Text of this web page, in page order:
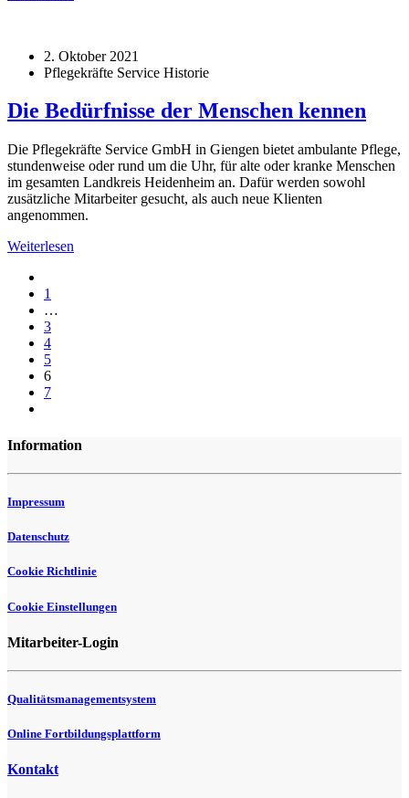
2. Oktober 2021
Pflegekräfte Service Historie
Die Bedürfnisse der Menschen kennen
Die Pflegekräfte Service GmbH in Giengen bietet ambulante Pflege,
stundenweise oder rund um die Uhr, für alte oder kranke Menschen
im gesamten Landkreis Heidenheim an. Dafür werden sowohl
zusätzliche Mitarbeiter gesucht, als auch neue Klienten
angenommen.
Weiterlesen
1
…
3
4
5
6
7
Information
Impressum
Datenschutz
Cookie Richtlinie
Cookie Einstellungen
Mitarbeiter-Login
Qualitätsmanagementsystem
Online Fortbildungsplattform
Kontakt